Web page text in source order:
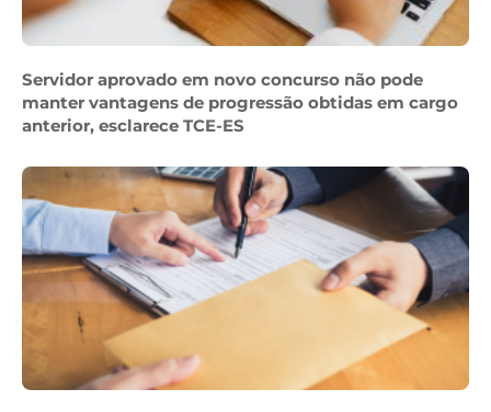
Servidor aprovado em novo concurso não pode
manter vantagens de progressão obtidas em cargo
anterior, esclarece TCE-ES